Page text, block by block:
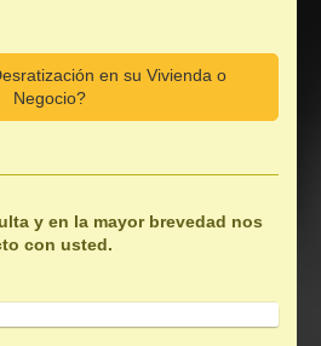
en su Vivienda o
Negocio?
y en la mayor brevedad nos
con usted.